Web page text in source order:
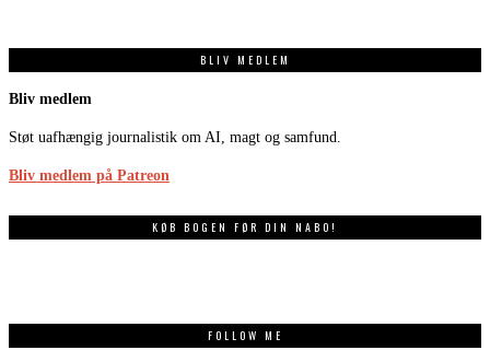
BLIV MEDLEM
Bliv medlem
Støt uafhængig journalistik om AI, magt og samfund.
Bliv medlem på Patreon
KØB BOGEN FØR DIN NABO!
FOLLOW ME